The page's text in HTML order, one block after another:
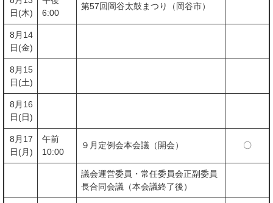
日(木)
6:00
第57回岡谷太鼓まつり（岡谷市）
8月14
日(金)
8月15
日(土)
8月16
日(日)
8月17
日(月)
午前
10:00
９月定例会本会議（開会） 〇
議会運営委員・常任委員会正副委員
長合同会議（本会議終了後）